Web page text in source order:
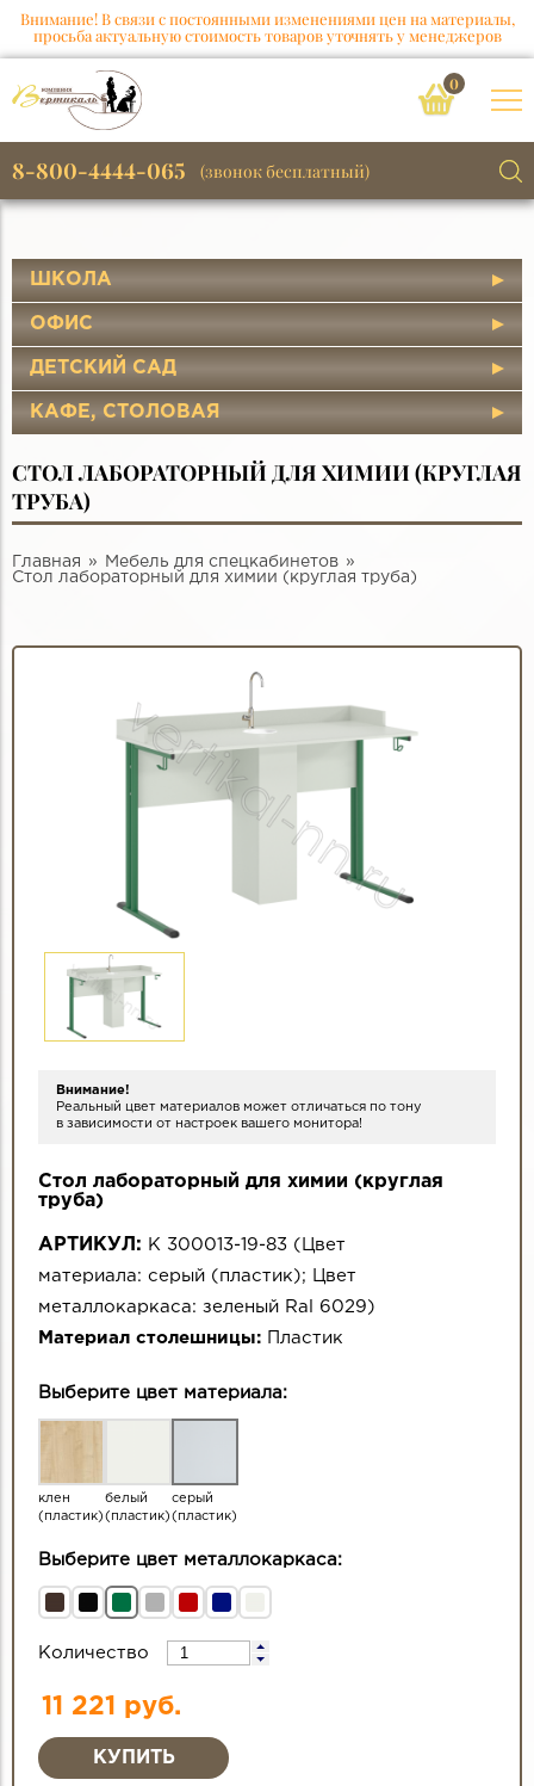
Внимание! В связи с постоянными изменениями цен на материалы,
просьба актуальную стоимость товаров уточнять у менеджеров
0
8-800-4444-065 (звонок бесплатный)
ШКОЛА
ОФИС
ДЕТСКИЙ САД
КАФЕ, СТОЛОВАЯ
СТОЛ ЛАБОРАТОРНЫЙ ДЛЯ ХИМИИ (КРУГЛАЯ
ТРУБА)
Главная
Мебель для спецкабинетов
Стол лабораторный для химии (круглая труба)
Внимание!
Реальный цвет материалов может отличаться по тону
в зависимости от настроек вашего монитора!
Стол лабораторный для химии (круглая
труба)
АРТИКУЛ: К 300013-19-83 (
Цвет
материала: серый (пластик);
Цвет
металлокаркаса: зеленый Ral 6029)
Материал столешницы:
Пластик
Выберите цвет материала:
клен
(пластик)
белый
(пластик)
серый
(пластик)
Выберите цвет металлокаркаса:
Количество
11 221 руб.